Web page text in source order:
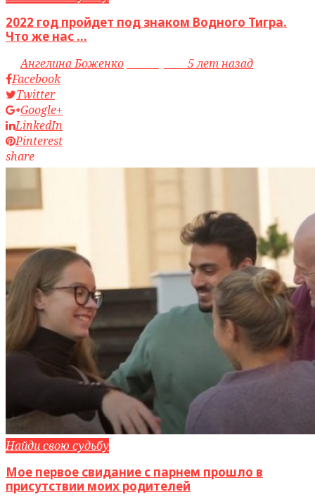
2022 год пройдет под знаком Водного Тигра.
Что же нас ...
byАнгелина Боженко
5 лет назад
Facebook
Twitter
Google+
LinkedIn
Pinterest
share
Найди свою судьбу
Мое первое свидание с парнем прошло в
присутствии моих родителей